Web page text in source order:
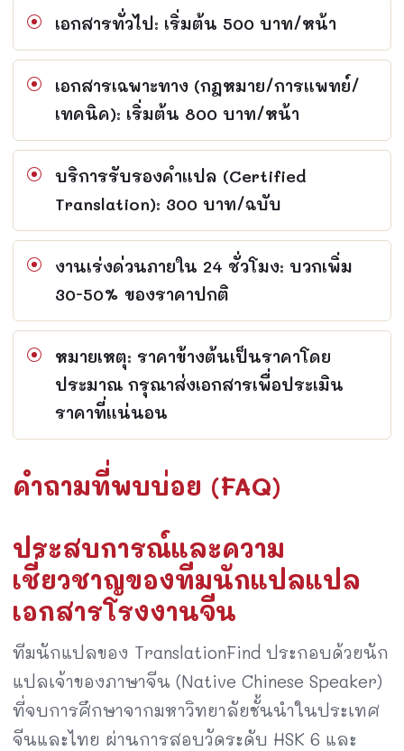
เอกสารทั่วไป: เริ่มต้น 500 บาท/หน้า
เอกสารเฉพาะทาง (กฎหมาย/การแพทย์/
เทคนิค): เริ่มต้น 800 บาท/หน้า
บริการรับรองคำแปล (Certified
Translation): 300 บาท/ฉบับ
งานเร่งด่วนภายใน 24 ชั่วโมง: บวกเพิ่ม
30-50% ของราคาปกติ
หมายเหตุ: ราคาข้างต้นเป็นราคาโดย
ประมาณ กรุณาส่งเอกสารเพื่อประเมิน
ราคาที่แน่นอน
คำถามที่พบบ่อย (FAQ)
ประสบการณ์และความ
เชี่ยวชาญของทีมนักแปลแปล
เอกสารโรงงานจีน
ทีมนักแปลของ TranslationFind ประกอบด้วยนัก
แปลเจ้าของภาษาจีน (Native Chinese Speaker)
ที่จบการศึกษาจากมหาวิทยาลัยชั้นนำในประเทศ
จีนและไทย ผ่านการสอบวัดระดับ HSK 6 และ